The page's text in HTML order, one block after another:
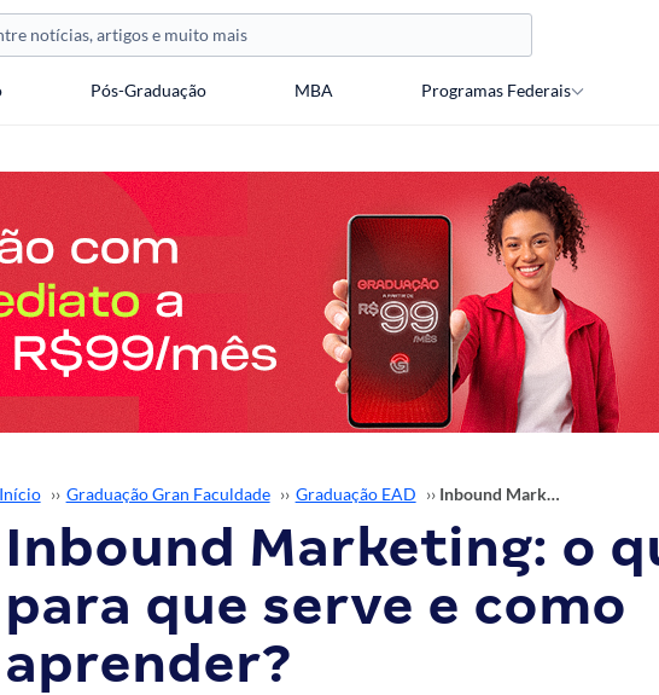
Pós-Graduação MBA Programas Federais
Início ›› Graduação Gran Faculdade ›› Graduação EAD ›› Inbound Marketing: o que é, para que serve e como aprender?
Inbound Marketing: o
para que serve e como
aprender?